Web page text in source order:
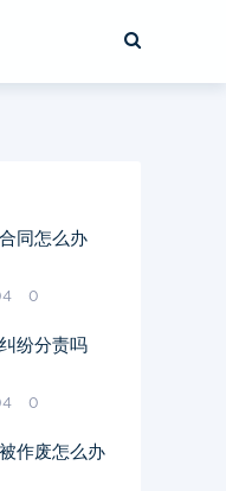
同怎么办
0
纷分责吗
0
作废怎么办